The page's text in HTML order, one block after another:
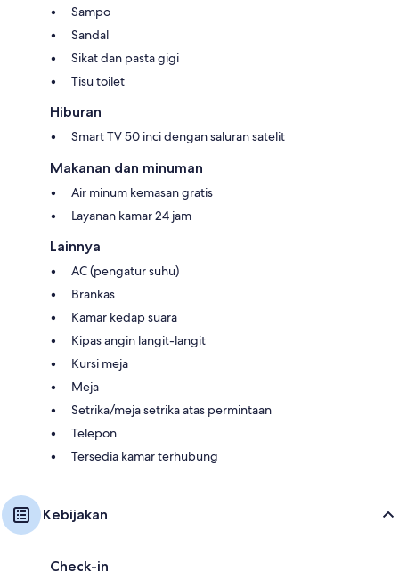
Sampo
Sandal
Sikat dan pasta gigi
Tisu toilet
Hiburan
Smart TV 50 inci dengan saluran satelit
Makanan dan minuman
Air minum kemasan gratis
Layanan kamar 24 jam
Lainnya
AC (pengatur suhu)
Brankas
Kamar kedap suara
Kipas angin langit-langit
Kursi meja
Meja
Setrika/meja setrika atas permintaan
Telepon
Tersedia kamar terhubung
Kebijakan
Check-in